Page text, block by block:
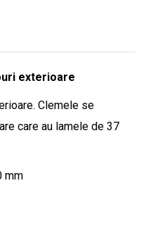
exterioare
Clemele se
care au lamele de 37
mm